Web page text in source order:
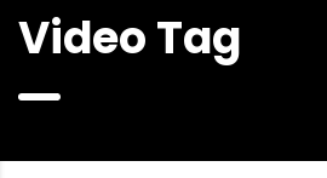
Video Tag